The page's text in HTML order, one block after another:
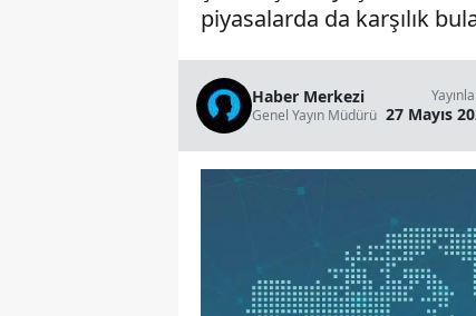
piyasalarda da karşılık
Haber Merkezi
Genel Yayın Müdürü 27 Mayıs